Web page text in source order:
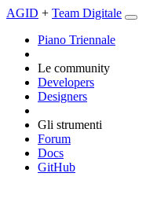
AGID + Team Digitale
Piano Triennale
Le community
Developers
Designers
Gli strumenti
Forum
Docs
GitHub